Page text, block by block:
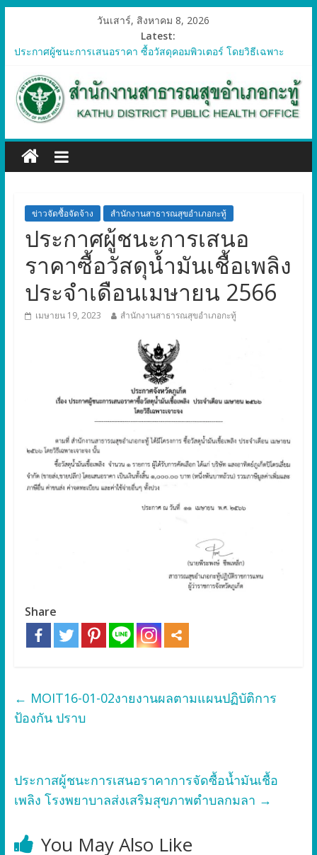
วันเสาร์, สิงหาคม 8, 2026
Latest:
ประกาศผู้ชนะการเสนอราคา ซื้อวัสดุคอมพิวเตอร์ โดยวิธีเฉพาะ
ประกาศผู้ชนะการเสนอราคา จัดซื้อวัสดุทางการแพทย์สำหรับ
โครงการป้องกันควบคุมโรคติดต่อและภัยสุขภาพในแรงงานต่างด้าว
อำเภอกะทู้ ปี 2569
เจาะจง
ประกาศผู้ชนะการเสนอรา ซื้อวัสดุงานบ้านงานครัว โดยวิธีเฉพาะ
เจาะจง
เจาะจงข่าวจัดซื้อจัดจ้าง สำนักงานสาธารณสุขอำเภอกะทู้
ประกาศผู้ชนะการเสนอ
ราคาซื้อวัสดุน้ำมันเชื้อเพลิง
ประจำเดือนเมษายน 2566
เมษายน 19, 2023 สำนักงานสาธารณสุขอำเภอกะทู้
Share
← MOIT16-01-02งายงานผลตามแผนปฏิบัติการ
ป้องกัน ปราบ
ประกาสผู้ชนะการเสนอราคาการจัดซื้อน้ำมันเชื้อ
เพลิง โรงพยาบาลส่งเสริมสุขภาพตำบลกมลา →
You May Also Like